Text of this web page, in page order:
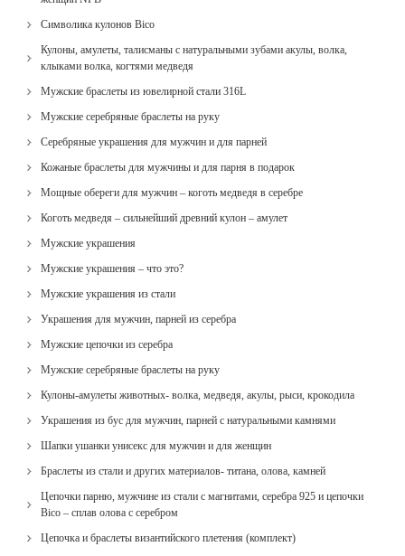
Cимволика кулонов Bico
Кулоны, амулеты, талисманы с натуральными зубами акулы, волка,
клыками волка, когтями медведя
Мужские браслеты из ювелирной стали 316L
Мужские серебряные браслеты на руку
Серебряные украшения для мужчин и для парней
Кожаные браслеты для мужчины и для парня в подарок
Мощные обереги для мужчин – коготь медведя в серебре
Коготь медведя – сильнейший древний кулон – амулет
Мужские украшения
Мужские украшения – что это?
Мужские украшения из стали
Украшения для мужчин, парней из серебра
Мужские цепочки из серебра
Мужские серебряные браслеты на руку
Кулоны-амулеты животных- волка, медведя, акулы, рыси, крокодила
Украшения из бус для мужчин, парней с натуральными камнями
Шапки ушанки унисекс для мужчин и для женщин
Браслеты из стали и других материалов- титана, олова, камней
Цепочки парню, мужчине из стали с магнитами, серебра 925 и цепочки
Bico – сплав олова с серебром
Цепочка и браслеты византийского плетения (комплект)